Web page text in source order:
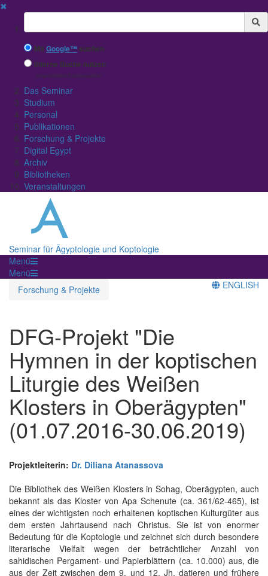
✖
Suchbegriff
MitGoogle™ suchen
Interne Suche nutzen
(eingeschränkte Ergebnisqualität)
Das Seminar
Studium
Personal
Publikationen
Forschung & Projekte
Digital Egypt
Archiv
Bibliotheken
Veranstaltungen
Seminar für Ägyptologie und Koptologie
Menü
Menü
Forschung & Projekte
ENGLISH
DFG-Projekt "Die
Hymnen in der koptischen
Liturgie des Weißen
Klosters in Oberägypten"
(01.07.2016-30.06.2019)
Projektleiterin: Dr. Diliana Atanassova
Die Bibliothek des Weißen Klosters in Sohag, Oberägypten, auch
bekannt als das Kloster von Apa Schenute (ca. 361/62-465), ist
eines der wichtigsten noch erhaltenen koptischen Kulturgüter aus
dem ersten Jahrtausend nach Christus. Sie ist von enormer
Bedeutung für die Koptologie und zeichnet sich durch besondere
literarische Vielfalt wegen der beträchtlicher Anzahl von
sahidischen Pergament- und Papierblättern (ca. 10.000) aus, die
aus der Zeit zwischen dem 9. und 12. Jh. datieren und frühere